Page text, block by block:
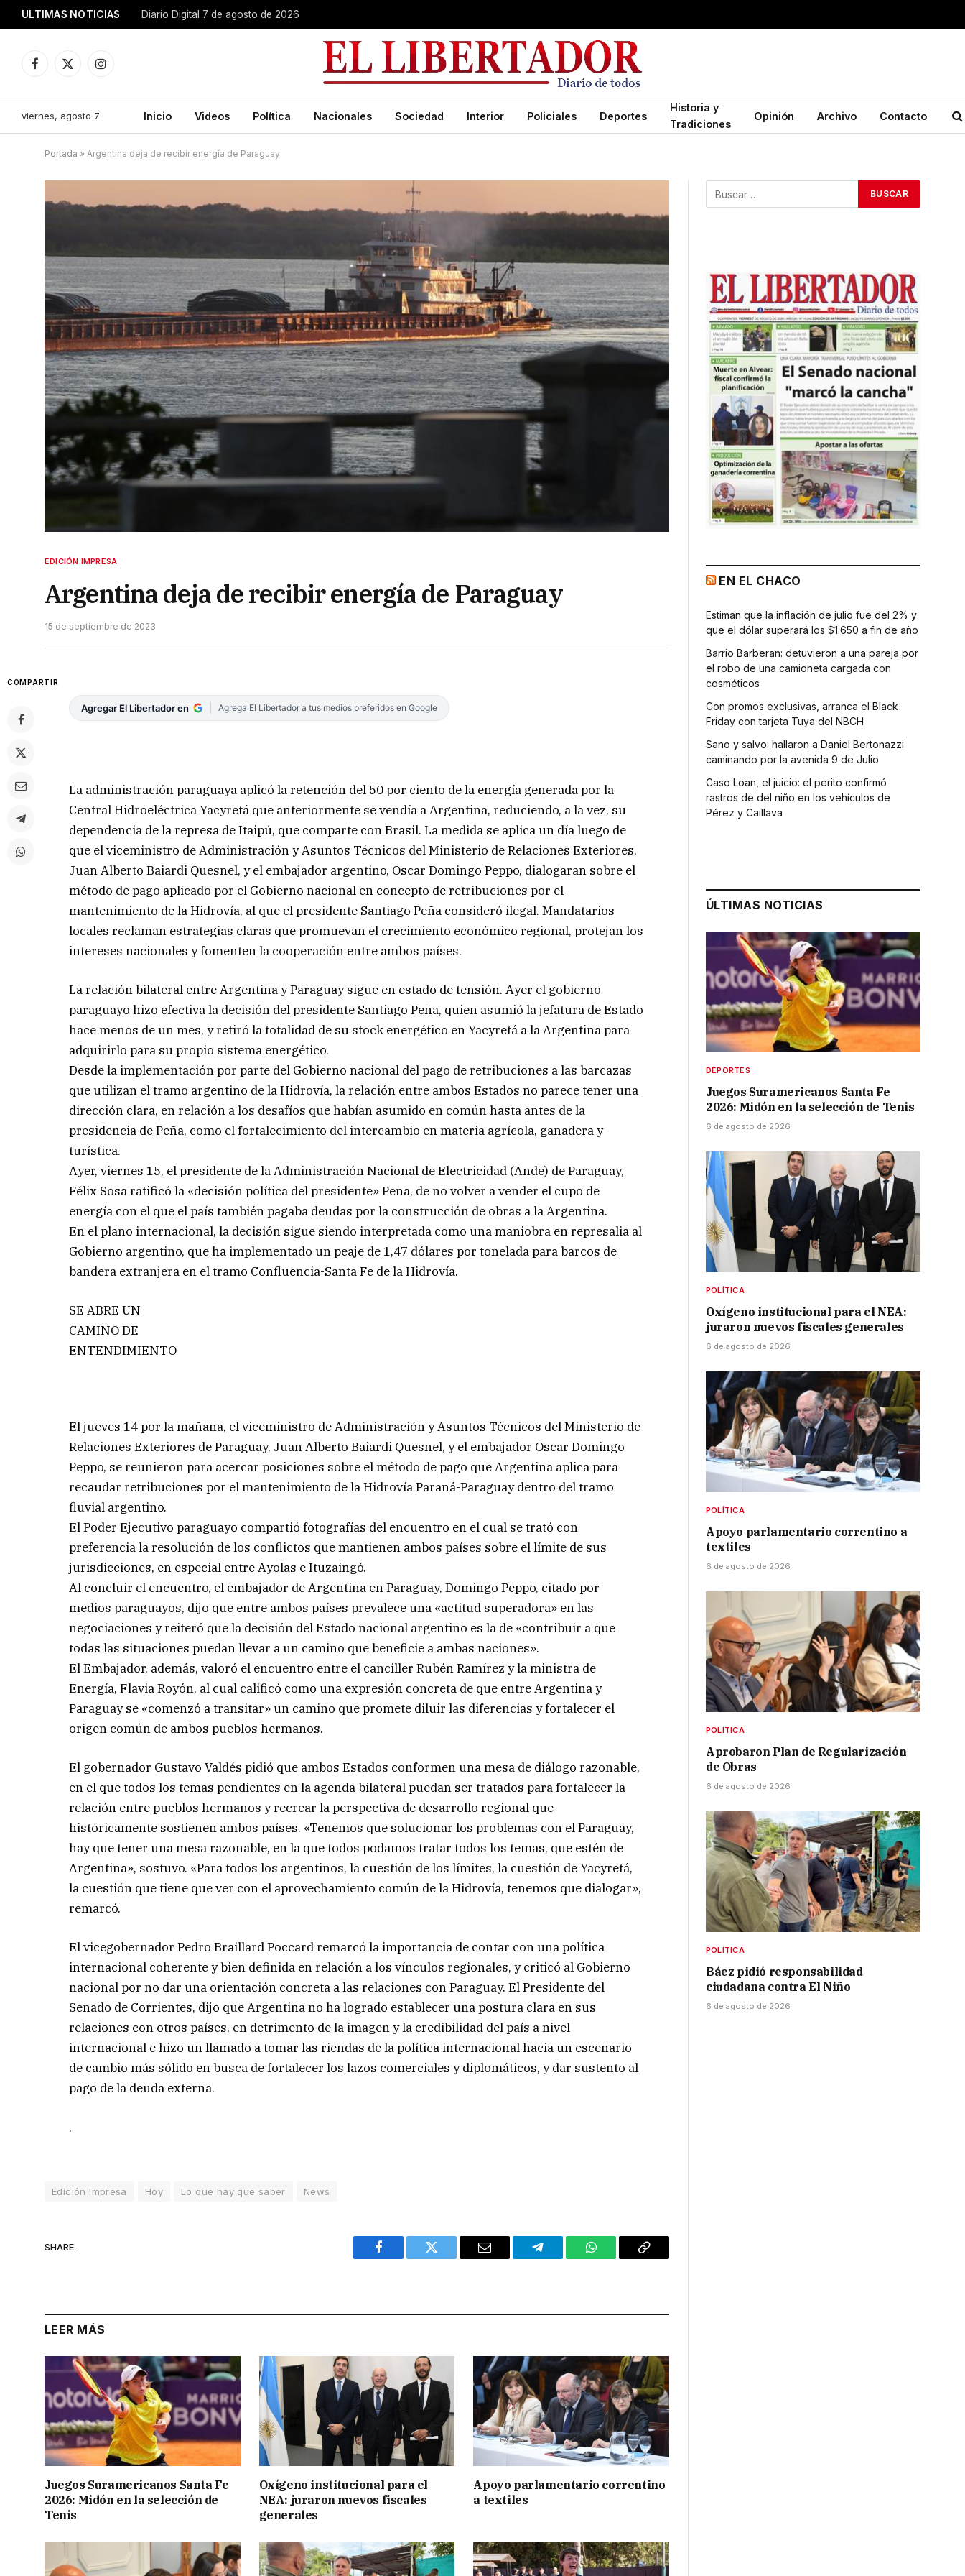
ULTIMAS NOTICIAS Diario Digital 7 de agosto de 2026
Facebook
X
Instagram
viernes, agosto 7 Inicio Videos Política Nacionales Sociedad Interior Policiales Deportes
Historia y
Tradiciones
Opinión Archivo Contacto
Portada » Argentina deja de recibir energía de Paraguay
EDICIÓN IMPRESA
Argentina deja de recibir energía de Paraguay
15 de septiembre de 2023
COMPARTIR
Agregar El Libertador en Agrega El Libertador a tus medios preferidos en Google
La administración paraguaya aplicó la retención del 50 por ciento de la energía generada por la
Central Hidroeléctrica Yacyretá que anteriormente se vendía a Argentina, reduciendo, a la vez, su
dependencia de la represa de Itaipú, que comparte con Brasil. La medida se aplica un día luego de
que el viceministro de Administración y Asuntos Técnicos del Ministerio de Relaciones Exteriores,
Juan Alberto Baiardi Quesnel, y el embajador argentino, Oscar Domingo Peppo, dialogaran sobre el
método de pago aplicado por el Gobierno nacional en concepto de retribuciones por el
mantenimiento de la Hidrovía, al que el presidente Santiago Peña consideró ilegal. Mandatarios
locales reclaman estrategias claras que promuevan el crecimiento económico regional, protejan los
intereses nacionales y fomenten la cooperación entre ambos países.
La relación bilateral entre Argentina y Paraguay sigue en estado de tensión. Ayer el gobierno
paraguayo hizo efectiva la decisión del presidente Santiago Peña, quien asumió la jefatura de Estado
hace menos de un mes, y retiró la totalidad de su stock energético en Yacyretá a la Argentina para
adquirirlo para su propio sistema energético.
Desde la implementación por parte del Gobierno nacional del pago de retribuciones a las barcazas
que utilizan el tramo argentino de la Hidrovía, la relación entre ambos Estados no parece tener una
dirección clara, en relación a los desafíos que habían asumido en común hasta antes de la
presidencia de Peña, como el fortalecimiento del intercambio en materia agrícola, ganadera y
turística.
Ayer, viernes 15, el presidente de la Administración Nacional de Electricidad (Ande) de Paraguay,
Félix Sosa ratificó la «decisión política del presidente» Peña, de no volver a vender el cupo de
energía con el que el país también pagaba deudas por la construcción de obras a la Argentina.
En el plano internacional, la decisión sigue siendo interpretada como una maniobra en represalia al
Gobierno argentino, que ha implementado un peaje de 1,47 dólares por tonelada para barcos de
bandera extranjera en el tramo Confluencia-Santa Fe de la Hidrovía.
SE ABRE UN
CAMINO DE
ENTENDIMIENTO
El jueves 14 por la mañana, el viceministro de Administración y Asuntos Técnicos del Ministerio de
Relaciones Exteriores de Paraguay, Juan Alberto Baiardi Quesnel, y el embajador Oscar Domingo
Peppo, se reunieron para acercar posiciones sobre el método de pago que Argentina aplica para
recaudar retribuciones por el mantenimiento de la Hidrovía Paraná-Paraguay dentro del tramo
fluvial argentino.
El Poder Ejecutivo paraguayo compartió fotografías del encuentro en el cual se trató con
preferencia la resolución de los conflictos que mantienen ambos países sobre el límite de sus
jurisdicciones, en especial entre Ayolas e Ituzaingó.
Al concluir el encuentro, el embajador de Argentina en Paraguay, Domingo Peppo, citado por
medios paraguayos, dijo que entre ambos países prevalece una «actitud superadora» en las
negociaciones y reiteró que la decisión del Estado nacional argentino es la de «contribuir a que
todas las situaciones puedan llevar a un camino que beneficie a ambas naciones».
El Embajador, además, valoró el encuentro entre el canciller Rubén Ramírez y la ministra de
Energía, Flavia Royón, al cual calificó como una expresión concreta de que entre Argentina y
Paraguay se «comenzó a transitar» un camino que promete diluir las diferencias y fortalecer el
origen común de ambos pueblos hermanos.
El gobernador Gustavo Valdés pidió que ambos Estados conformen una mesa de diálogo razonable,
en el que todos los temas pendientes en la agenda bilateral puedan ser tratados para fortalecer la
relación entre pueblos hermanos y recrear la perspectiva de desarrollo regional que
históricamente sostienen ambos países. «Tenemos que solucionar los problemas con el Paraguay,
hay que tener una mesa razonable, en la que todos podamos tratar todos los temas, que estén de
Argentina», sostuvo. «Para todos los argentinos, la cuestión de los límites, la cuestión de Yacyretá,
la cuestión que tiene que ver con el aprovechamiento común de la Hidrovía, tenemos que dialogar»,
remarcó.
El vicegobernador Pedro Braillard Poccard remarcó la importancia de contar con una política
internacional coherente y bien definida en relación a los vínculos regionales, y criticó al Gobierno
nacional por no dar una orientación concreta a las relaciones con Paraguay. El Presidente del
Senado de Corrientes, dijo que Argentina no ha logrado establecer una postura clara en sus
relaciones con otros países, en detrimento de la imagen y la credibilidad del país a nivel
internacional e hizo un llamado a tomar las riendas de la política internacional hacia un escenario
de cambio más sólido en busca de fortalecer los lazos comerciales y diplomáticos, y dar sustento al
pago de la deuda externa.
.
Edición Impresa Hoy Lo que hay que saber News
SHARE.
Facebook Twitter Email Telegram WhatsAppCopy
LEER MÁS
Juegos Suramericanos Santa Fe
2026: Midón en la selección de
Tenis
Oxígeno institucional para el
NEA: juraron nuevos fiscales
generales
Apoyo parlamentario correntino
a textiles
EN EL CHACO
Estiman que la inflación de julio fue del 2% y
que el dólar superará los $1.650 a fin de año
Barrio Barberan: detuvieron a una pareja por
el robo de una camioneta cargada con
cosméticos
Con promos exclusivas, arranca el Black
Friday con tarjeta Tuya del NBCH
Sano y salvo: hallaron a Daniel Bertonazzi
caminando por la avenida 9 de Julio
Caso Loan, el juicio: el perito confirmó
rastros de del niño en los vehículos de
Pérez y Caillava
ÚLTIMAS NOTICIAS
DEPORTES
Juegos Suramericanos Santa Fe
2026: Midón en la selección de Tenis
6 de agosto de 2026
POLÍTICA
Oxígeno institucional para el NEA:
juraron nuevos fiscales generales
6 de agosto de 2026
POLÍTICA
Apoyo parlamentario correntino a
textiles
6 de agosto de 2026
POLÍTICA
Aprobaron Plan de Regularización
de Obras
6 de agosto de 2026
POLÍTICA
Báez pidió responsabilidad
ciudadana contra El Niño
6 de agosto de 2026